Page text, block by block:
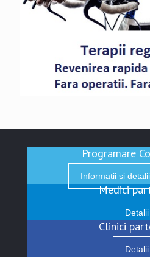
Programare
Informatii si
Medici
Detalii
Clinici
Detalii